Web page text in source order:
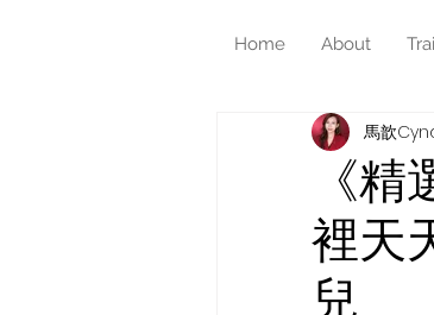
Home About
《
裡天
兒
馬歆